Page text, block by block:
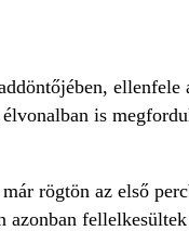
is
rögtön az első